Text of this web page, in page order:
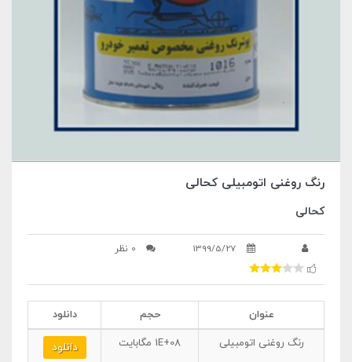
رنگ روغنی اتومبیلی کحالی
کحالی
1399/5/27 0 نظر
عنوان حجم
دانلود
رنگ روغنی اتومبیلی
1E+08 مگابایت دانلود